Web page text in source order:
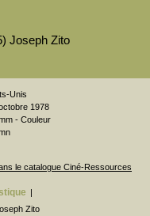
Joseph Zito
Unis
1978
- Couleur
le catalogue Ciné-Ressources
|
Zito